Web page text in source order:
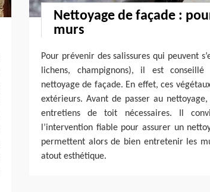
Nettoyage de façade :
murs
Pour prévenir des salissures qui peuvent
lichens, champignons), il est
nettoyage de façade. En effet, ces
extérieurs. Avant de passer au
entretiens de toit nécessaires. Il
l’intervention fiable pour assurer un
permettent alors de bien entretenir les
atout esthétique.